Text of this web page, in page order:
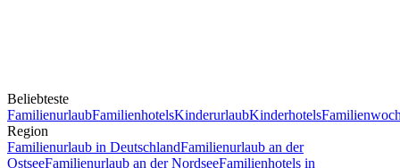
Beliebteste
FamilienurlaubFamilienhotelsKinderurlaubKinderhotels
Region
Familienurlaub in DeutschlandFamilienurlaub an der
OstseeFamilienurlaub an der NordseeFamilienhotels in